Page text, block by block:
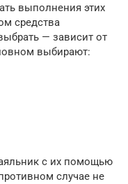
выполнения этих
средства
— зависит от
выбирают:
с их помощью
случае не